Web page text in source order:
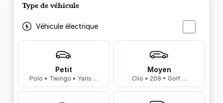
Type de véhicule
Véhicule électrique
Petit
Polo • Twingo • Yaris …
Moyen
Clio • 208 • Golf …